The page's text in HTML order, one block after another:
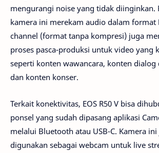
mengurangi noise yang tidak diinginkan.
kamera ini merekam audio dalam format
channel (format tanpa kompresi) juga
proses pasca-produksi untuk video yang
seperti konten wawancara, konten dialog
dan konten konser.
Terkait konektivitas, EOS R50 V bisa
ponsel yang sudah dipasang aplikasi
melalui Bluetooth atau USB-C. Kamera
digunakan sebagai webcam untuk live